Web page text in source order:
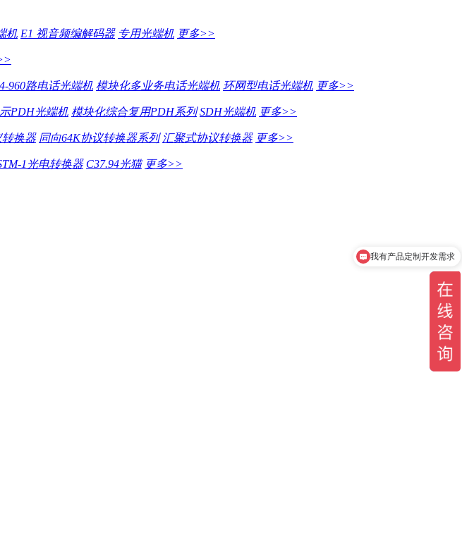
机 E1 视音频编解码器 专用光端机 更多>>
960路电话光端机 模块化多业务电话光端机 环网型电话光端机 更多>>
PDH光端机 模块化综合复用PDH系列 SDH光端机 更多>>
转换器 同向64K协议转换器系列 汇聚式协议转换器 更多>>
1光电转换器 C37.94光猫 更多>>
我有产品定制开发需求